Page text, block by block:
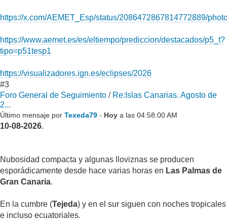
https://x.com/AEMET_Esp/status/2086472867814772889/
https://www.aemet.es/es/eltiempo/prediccion/destacados/p5_t?
tipo=p51tesp1
https://visualizadores.ign.es/eclipses/2026
#3
Foro General de Seguimiento / Re:Islas Canarias. Agosto de
2...
Último mensaje por Texeda79 - Hoy a las 04:58:00 AM
10-08-2026.
Nubosidad compacta y algunas lloviznas se producen
esporádicamente desde hace varias horas en Las Palmas de
Gran Canaria.
En la cumbre (Tejeda) y en el sur siguen con noches tropicales
e incluso ecuatoriales.